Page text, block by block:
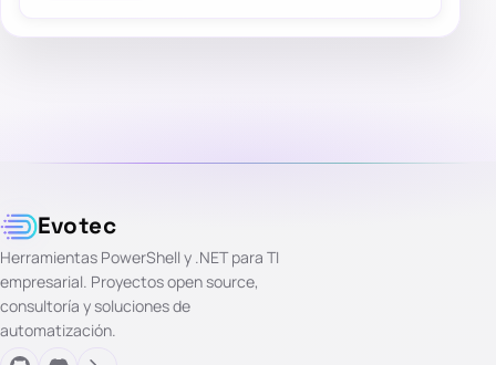
Evotec
Herramientas PowerShell y .NET para TI
empresarial. Proyectos open source,
consultoría y soluciones de
automatización.